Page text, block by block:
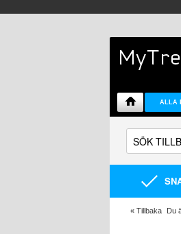
ALLA
« Tillbaka Du